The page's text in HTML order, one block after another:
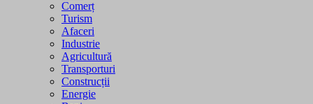
Comerț
Turism
Afaceri
Industrie
Agricultură
Transporturi
Construcții
Energie